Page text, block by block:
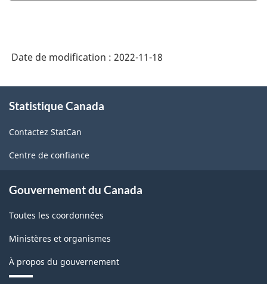
Date de modification : 2022-11-18
propos
ce
site
Statistique Canada
Contactez StatCan
Centre de confiance
Gouvernement du Canada
Toutes les coordonnées
Ministères et organismes
À propos du gouvernement